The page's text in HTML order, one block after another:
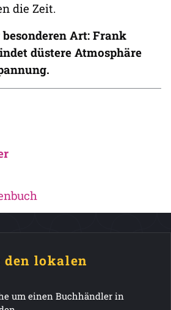
die Zeit.
Art: Frank
düstere Atmosphäre
lokalen
um einen Buchhändler in